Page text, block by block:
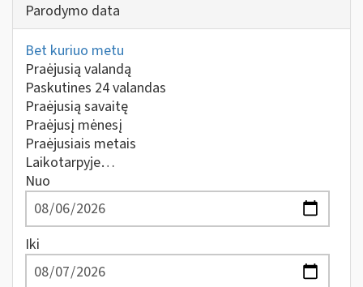
Parodymo data
Bet kuriuo metu
Praėjusią valandą
Paskutines 24 valandas
Praėjusią savaitę
Praėjusį mėnesį
Praėjusiais metais
Laikotarpyje…
Nuo
Iki